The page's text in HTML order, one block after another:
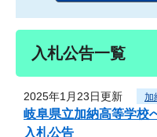
入札公告一覧
2025年1月23日更新 加
岐阜県立加納高等学校
入札公告